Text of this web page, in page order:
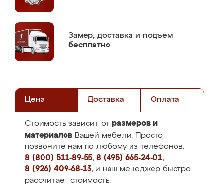
Замер, доставка и подъем
бесплатно
Цена Доставка Оплата
Стоимость зависит от размеров и
материалов Вашей мебели. Просто
позвоните нам по любому из телефонов:
8 (800) 511-89-55, 8 (495) 665-24-01,
8 (926) 409-68-13, и наш менеджер быстро
рассчитает стоимость.